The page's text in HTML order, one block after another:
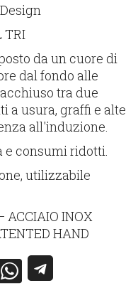
TRI
da un cuore di
dal fondo alle
tra due
a usura, graffi e alte
all'induzione.
consumi ridotti.
utilizzabile
ACCIAIO INOX
HAND